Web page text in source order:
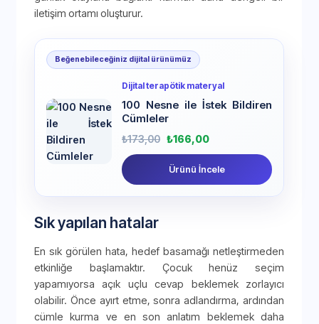
iletişim ortamı oluşturur.
Beğenebileceğiniz dijital ürünümüz
Dijital terapötik materyal
100 Nesne ile İstek Bildiren
Cümleler
₺173,00 ₺166,00
Ürünü İncele
Sık yapılan hatalar
En sık görülen hata, hedef basamağı netleştirmeden
etkinliğe başlamaktır. Çocuk henüz seçim
yapamıyorsa açık uçlu cevap beklemek zorlayıcı
olabilir. Önce ayırt etme, sonra adlandırma, ardından
cümle kurma ve en son anlatım beklemek daha